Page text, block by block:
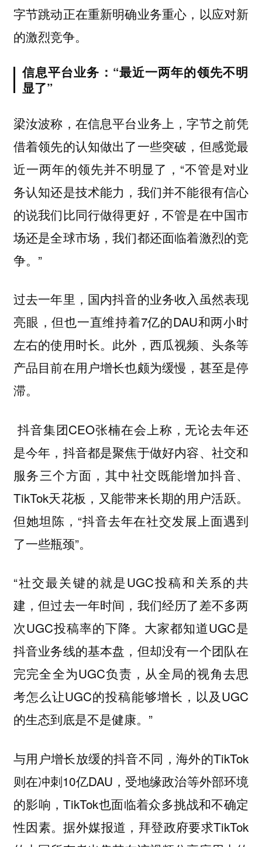
字节跳动正在重新明确业务重心，以应对新
的激烈竞争。
信息平台业务：“最近一两年的领先不明
显了”
梁汝波称，在信息平台业务上，字节之前凭
借着领先的认知做出了一些突破，但感觉最
近一两年的领先并不明显了，“不管是对业
务认知还是技术能力，我们并不能很有信心
的说我们比同行做得更好，不管是在中国市
场还是全球市场，我们都还面临着激烈的竞
争。”
过去一年里，国内抖音的业务收入虽然表现
亮眼，但也一直维持着7亿的DAU和两小时
左右的使用时长。此外，西瓜视频、头条等
产品目前在用户增长也颇为缓慢，甚至是停
滞。
抖音集团CEO张楠在会上称，无论去年还
是今年，抖音都是聚焦于做好内容、社交和
服务三个方面，其中社交既能增加抖音、
TikTok天花板，又能带来长期的用户活跃。
但她坦陈，“抖音去年在社交发展上面遇到
了一些瓶颈”。
“社交最关键的就是UGC投稿和关系的共
建，但过去一年时间，我们经历了差不多两
次UGC投稿率的下降。大家都知道UGC是
抖音业务线的基本盘，但却没有一个团队在
完完全全为UGC负责，从全局的视角去思
考怎么让UGC的投稿能够增长，以及UGC
的生态到底是不是健康。”
与用户增长放缓的抖音不同，海外的TikTok
则在冲刺10亿DAU，受地缘政治等外部环境
的影响，TikTok也面临着众多挑战和不确定
性因素。据外媒报道，拜登政府要求TikTok